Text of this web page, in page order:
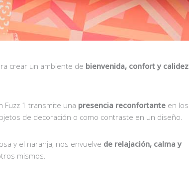
crear un ambiente de bienvenida, confort y calidez
Fuzz 1 transmite una presencia reconfortante en los
de decoración o como contraste en un diseño.
y el naranja, nos envuelve de relajación, calma y
mismos.